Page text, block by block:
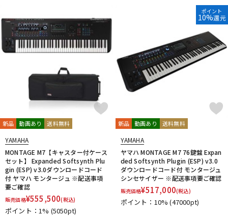
ドラム
電子ピアノ
管楽器
アンプ エフェクター
DJ機器 DTM
DTM オンライン納品 レコーディング機器
新品 動画あり 送料無料
YAMAHA
MONTAGE M7【キャスター付ケース
セット】 Expanded Softsynth Plu
gin (ESP) v3.0ダウンロードコード
付 ヤマハ モンタージュ ※配送事項
要ご確認
販売価格¥555,500(税込)
ポイント：1% (5050pt)
ポイント
10%還元
新品 動画あり 送料無料
YAMAHA
ヤマハ MONTAGE M7 76鍵盤 Expan
ded Softsynth Plugin (ESP) v3.0
ダウンロードコード付 モンタージュ
シンセサイザー ※配送事項要ご確認
販売価格¥517,000(税込)
ポイント：10%(47000pt)